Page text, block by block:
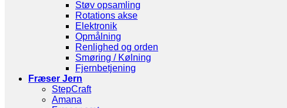
Støv opsamling
Rotations akse
Elektronik
Opmålning
Renlighed og orden
Smøring / Kølning
Fjernbetjening
Fræser Jern
StepCraft
Amana